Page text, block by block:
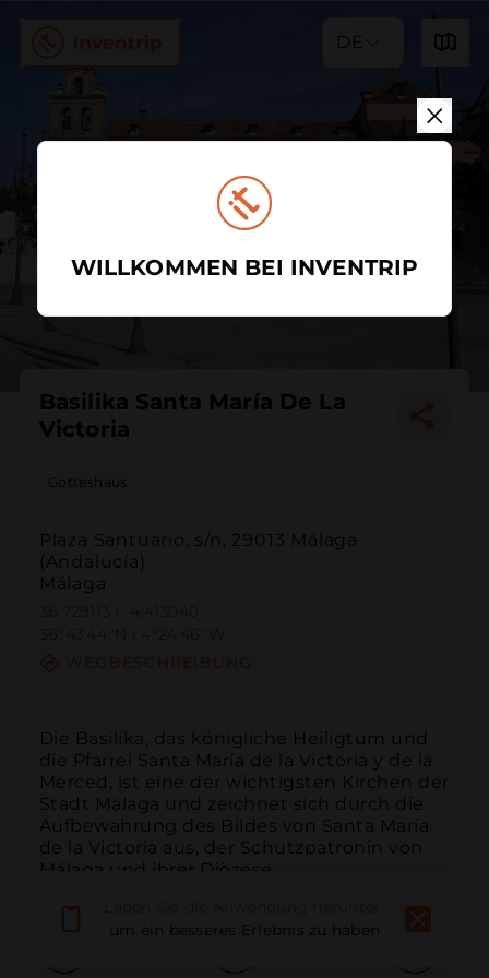
DE
Basilika Santa María De La
Victoria
Gotteshaus
Plaza Santuario, s/n, 29013 Málaga
(Andalucía)
Málaga
Die Basilika, das königliche Heiligtum und
die Pfarrei Santa María de la Victoria y de la
Merced, ist eine der wichtigsten Kirchen der
Stadt Málaga und zeichnet sich durch die
Aufbewahrung des Bildes von Santa María
de la Victoria aus, der Schutzpatronin von
Málaga und ihrer Diözese.
um ein besseres Erlebnis zu haben
WILLKOMMEN BEI INVENTRIP